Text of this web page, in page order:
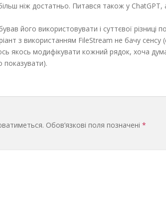
ніж достатньо. Питався також у ChatGPT,
його використовувати і суттєвої різниці
з використанням FileStream не бачу сенсу
якось модифікувати кожний рядок, хоча
показувати).
Обов’язкові поля позначені *